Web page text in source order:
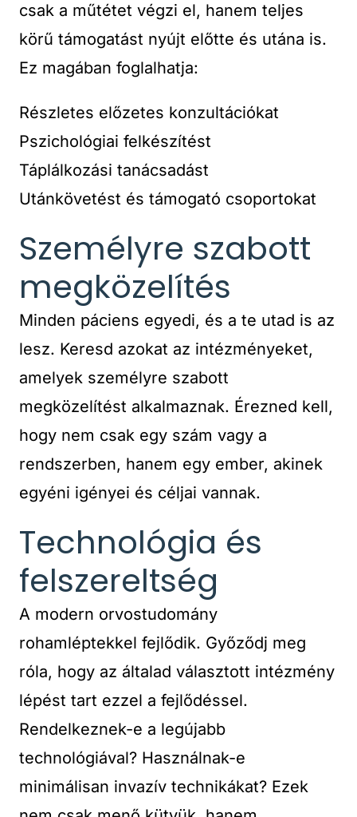
csak a műtétet végzi el, hanem teljes
körű támogatást nyújt előtte és utána is.
Ez magában foglalhatja:
Részletes előzetes konzultációkat
Pszichológiai felkészítést
Táplálkozási tanácsadást
Utánkövetést és támogató csoportokat
Személyre szabott
megközelítés
Minden páciens egyedi, és a te utad is az
lesz. Keresd azokat az intézményeket,
amelyek személyre szabott
megközelítést alkalmaznak. Érezned kell,
hogy nem csak egy szám vagy a
rendszerben, hanem egy ember, akinek
egyéni igényei és céljai vannak.
Technológia és
felszereltség
A modern orvostudomány
rohamléptekkel fejlődik. Győződj meg
róla, hogy az általad választott intézmény
lépést tart ezzel a fejlődéssel.
Rendelkeznek-e a legújabb
technológiával? Használnak-e
minimálisan invazív technikákat? Ezek